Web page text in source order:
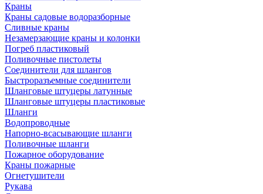
Краны
Краны садовые водоразборные
Сливные краны
Незамерзающие краны и колонки
Погреб пластиковый
Поливочные пистолеты
Соединители для шлангов
Быстроразъемные соединители
Шланговые штуцеры латунные
Шланговые штуцеры пластиковые
Шланги
Водопроводные
Напорно-всасывающие шланги
Поливочные шланги
Пожарное оборудование
Краны пожарные
Огнетушители
Рукава